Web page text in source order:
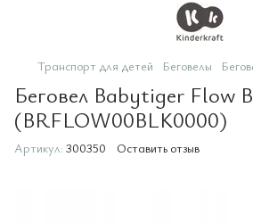
Транспорт для детей Беговелы
Беговел Babytiger Flow
(BRFLOW00BLK0000)
Артикул: 300350 Оставить отзыв